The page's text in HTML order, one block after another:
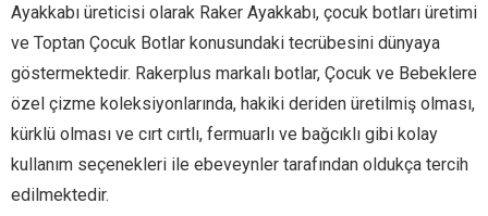
Ayakkabı üreticisi olarak Raker Ayakkabı, çocuk botları üretimi
ve Toptan Çocuk Botlar konusundaki tecrübesini dünyaya
göstermektedir. Rakerplus markalı botlar, Çocuk ve Bebeklere
özel çizme koleksiyonlarında, hakiki deriden üretilmiş olması,
kürklü olması ve cırt cırtlı, fermuarlı ve bağcıklı gibi kolay
kullanım seçenekleri ile ebeveynler tarafından oldukça tercih
edilmektedir.